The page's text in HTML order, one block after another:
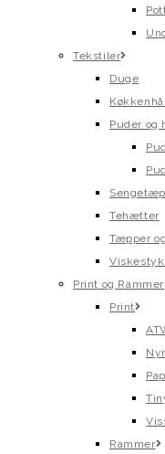
Tekstiler
Duge
Puder og
Tehætter
Tæpper
Print og Rammer
Print
Rammer